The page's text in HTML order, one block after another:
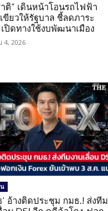
ติ” เดินหน้าโอนรถไฟฟ้า
ขียวให้รัฐบาล ชี้ลดภาระ
ปิดทางใช้งบพัฒนาเมือง
4, 2026
’ อ้างติดประชุม กมธ.! ส่งทีม